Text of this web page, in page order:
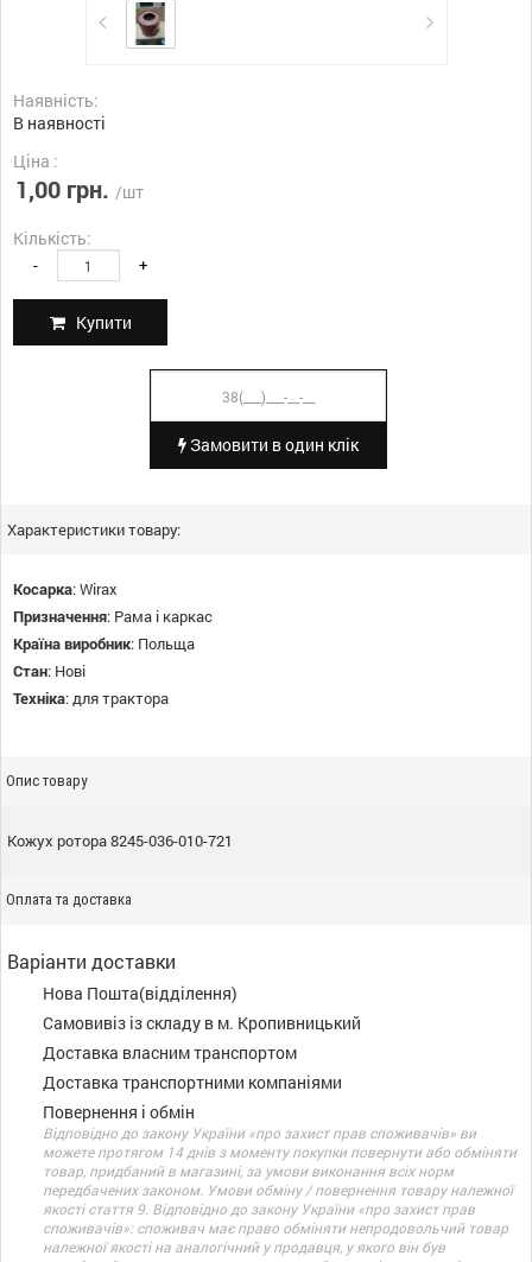
Наявність:
В наявності
Ціна :
1,00 грн. /шт
Кількість:
- +
Купити
Замовити в один клік
Характеристики товару:
Косарка:Wirax
Призначення: Рама і каркас
Країна виробник: Польща
Стан: Нові
Техніка:для трактора
Опис товару
Кожух ротора 8245-036-010-721
Оплата та доставка
Варіанти доставки
Нова Пошта(відділення)
Самовивіз із складу в м. Кропивницький
Доставка власним транспортом
Доставка транспортними компаніями
Повернення і обмін
Відповідно до закону України «про захист прав споживачів» ви
можете протягом 14 днів з моменту покупки повернути або обміняти
товар, придбаний в магазині, за умови виконання всіх норм
передбачених законом. Умови обміну / повернення товару належної
якості стаття 9. Відповідно до закону України «про захист прав
споживачів»: споживач має право обміняти непродовольчий товар
належної якості на аналогічний у продавця, у якого він був